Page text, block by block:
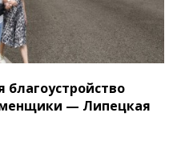
благоустройство
— Липецкая